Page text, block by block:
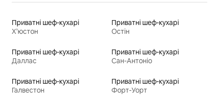
Приватні шеф-кухарі
Х’юстон
Приватні шеф-кухарі
Остін
Приватні шеф-кухарі
Даллас
Приватні шеф-кухарі
Сан-Антоніо
Приватні шеф-кухарі
Галвестон
Приватні шеф-кухарі
Форт-Уорт